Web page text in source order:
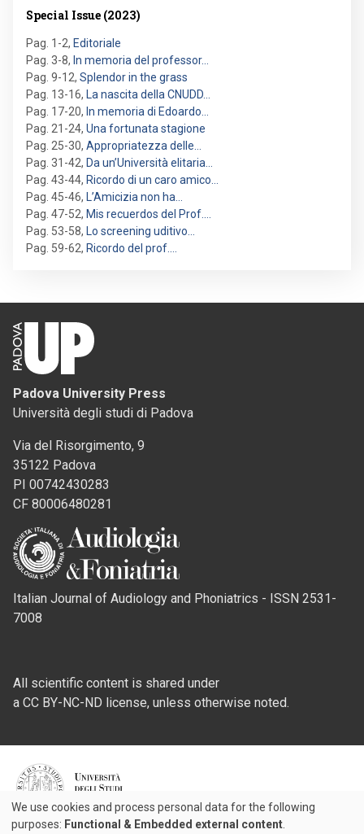
Special Issue (2023)
Pag. 1-2, Editoriale
Pag. 3-8, In memoria del professor…
Pag. 9-12, Splendor in the grass
Pag. 13-16, La nascita della CNUDD…
Pag. 17-20, In memoria di Edoardo…
Pag. 21-24, Una fortunata stagione
Pag. 25-30, Appropriatezza delle…
Pag. 31-42, Da un’Università elitaria…
Pag. 43-44, Ricordo di un caro amico…
Pag. 45-46, L’Amicizia non ha…
Pag. 47-52, Mis recuerdos del Prof.…
Pag. 53-58, Lo screening uditivo…
Pag. 59-62, Ricordo del prof.…
Padova University Press
Università degli studi di Padova
Via del Risorgimento, 9
35122 Padova
PI 00742430283
CF 80006480281
Italian Journal of Audiology and Phoniatrics - ISSN 2531-
7008
All scientific content is shared under
a CC BY-NC-ND license, unless otherwise noted.
© 2026 Padova University Press - Università degli Studi di Padova
Use
We use cookies and process personal data for the following
purposes: Functional & Embedded external content